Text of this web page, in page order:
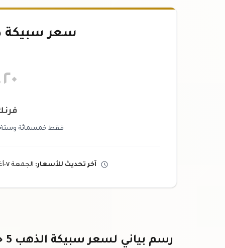
سعر سبيكة ذهب
فقط خمسمائة
آخر تحديث للأسعار: الجمعة ٠٧